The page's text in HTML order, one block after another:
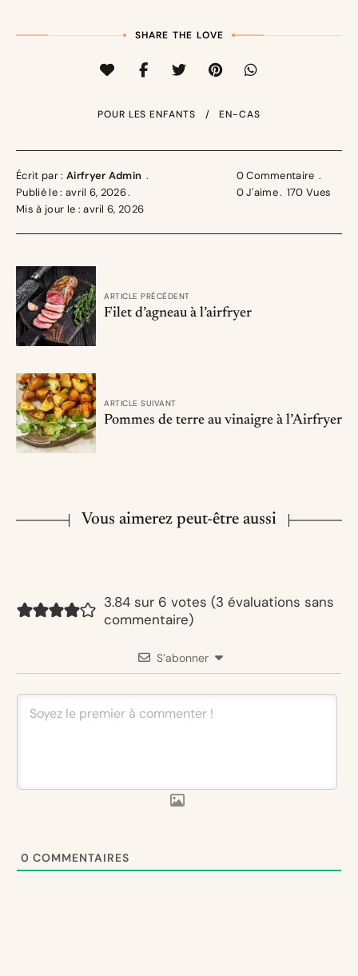
SHARE THE LOVE
POUR LES ENFANTS EN-CAS
Écrit par : Airfryer Admin
Publié le : avril 6, 2026
Mis à jour le : avril 6, 2026
0 Commentaire
0J'aime 170 Vues
ARTICLE PRÉCÉDENT
Filet d’agneau à l’airfryer
ARTICLE SUIVANT
Pommes de terre au vinaigre à l’Airfryer
Vous aimerez peut-être aussi
3.84 sur 6 votes (3 évaluations sans
commentaire)
S’abonner
0 COMMENTAIRES